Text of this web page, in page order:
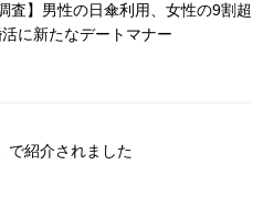
査】男性の日傘利用、女性の9割超
に新たなデートマナー
で紹介されました